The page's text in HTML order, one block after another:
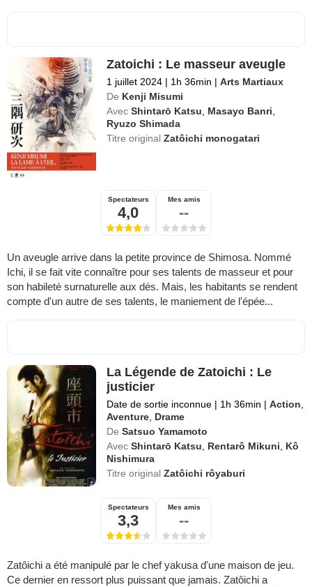
Zatoichi : Le masseur aveugle
1 juillet 2024 | 1h 36min | Arts Martiaux
De Kenji Misumi
Avec Shintarō Katsu Masayo Banri
Ryuzo Shimada
Titre originalZatôichi monogatari
Spectateurs
4,0
Mes amis
--
Un aveugle arrive dans la petite province de Shimosa. Nommé
Ichi, il se fait vite connaître pour ses talents de masseur et pour
son habileté surnaturelle aux dés. Mais, les habitants se rendent
compte d'un autre de ses talents, le maniement de l'épée...
La Légende de Zatoichi : Le
justicier
Date de sortie inconnue | 1h 36min | Action
Aventure Drame
De Satsuo Yamamoto
Avec Shintarō Katsu Rentarô Mikuni
Kô
Nishimura
Titre originalZatôichi rôyaburi
Spectateurs
3,3
Mes amis
--
Zatôichi a été manipulé par le chef yakusa d'une maison de jeu.
Ce dernier en ressort plus puissant que jamais. Zatôichi a